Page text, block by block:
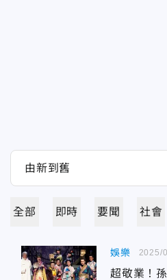
全部 即時 要聞 社會
娛樂
超敬業！
2025/